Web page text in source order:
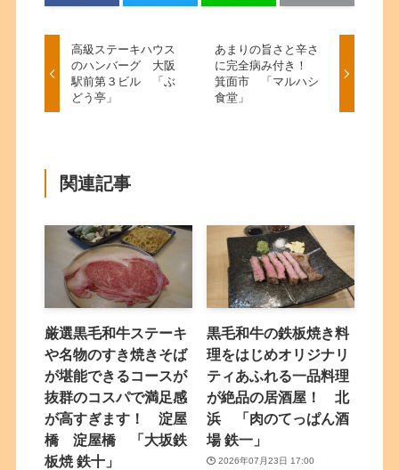
高級ステーキハウス
のハンバーグ 大阪
駅前第３ビル 「ぶ
どう亭」
あまりの旨さと辛さ
に完全病み付き！
箕面市 「マルハシ
食堂」
関連記事
厳選黒毛和牛ステーキ
や名物のすき焼きそば
が堪能できるコースが
抜群のコスパで満足感
が高すぎます！ 淀屋
橋 淀屋橋 「大坂鉄
板焼 鉄十」
黒毛和牛の鉄板焼き料
理をはじめオリジナリ
ティあふれる一品料理
が絶品の居酒屋！ 北
浜 「肉のてっぱん酒
場 鉄一」
2026年07月23日 17:00